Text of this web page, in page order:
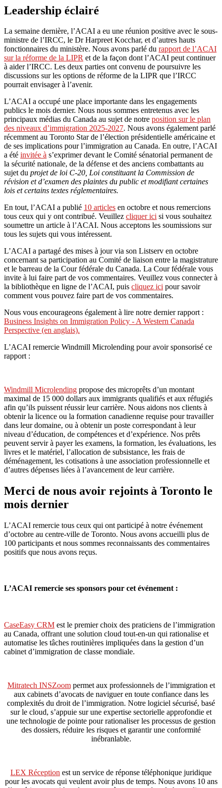
Leadership éclairé
La semaine dernière, l’ACAI a eu une réunion positive avec le sous-
ministre de l’IRCC, le Dr Harpreet Kocchar, et d’autres hauts
fonctionnaires du ministère. Nous avons parlé du rapport de l’ACAI
sur la réforme de la LIPR et de la façon dont l’ACAI peut continuer
à aider l’IRCC. Les deux parties ont convenu de poursuivre les
discussions sur les options de réforme de la LIPR que l’IRCC
pourrait envisager à l’avenir.
L’ACAI a occupé une place importante dans les engagements
publics le mois dernier. Nous nous sommes entretenus avec les
principaux médias du Canada au sujet de notre position sur le plan
des niveaux d’immigration 2025-2027. Nous avons également parlé
récemment au Toronto Star de l’élection présidentielle américaine et
de ses implications pour l’immigration au Canada. En outre, l’ACAI
a été invitée à s’exprimer devant le Comité sénatorial permanent de
la sécurité nationale, de la défense et des anciens combattants au
sujet du projet de loi C-20, Loi constituant la Commission de
révision et d’examen des plaintes du public et modifiant certaines
lois et certains textes réglementaires.
En tout, l’ACAI a publié 10 articles en octobre et nous remercions
tous ceux qui y ont contribué. Veuillez cliquer ici si vous souhaitez
soumettre un article à l’ACAI. Nous acceptons les soumissions sur
tous les sujets qui vous intéressent.
L’ACAI a partagé des mises à jour via son Listserv en octobre
concernant sa participation au Comité de liaison entre la magistrature
et le barreau de la Cour fédérale du Canada. La Cour fédérale vous
invite à lui faire part de vos commentaires. Veuillez vous connecter à
la bibliothèque en ligne de l’ACAI, puis cliquez ici pour savoir
comment vous pouvez faire part de vos commentaires.
Nous vous encourageons également à lire notre dernier rapport :
Business Insights on Immigration Policy - A Western Canada
Perspective (en anglais).
L’ACAI remercie Windmill Microlending pour avoir sponsorisé ce
rapport :
Windmill Microlending propose des microprêts d’un montant
maximal de 15 000 dollars aux immigrants qualifiés et aux réfugiés
afin qu’ils puissent réussir leur carrière. Nous aidons nos clients à
obtenir la licence ou la formation canadienne requise pour travailler
dans leur domaine, ou à obtenir un poste correspondant à leur
niveau d’éducation, de compétences et d’expérience. Nos prêts
peuvent servir à payer les examens, la formation, les évaluations, les
livres et le matériel, l’allocation de subsistance, les frais de
déménagement, les cotisations à une association professionnelle et
d’autres dépenses liées à l’avancement de leur carrière.
Merci de nous avoir rejoints à Toronto le
mois dernier
L’ACAI remercie tous ceux qui ont participé à notre événement
d’octobre au centre-ville de Toronto. Nous avons accueilli plus de
100 participants et nous sommes reconnaissants des commentaires
positifs que nous avons reçus.
L’ACAI remercie ses sponsors pour cet événement :
CaseEasy CRM est le premier choix des praticiens de l’immigration
au Canada, offrant une solution cloud tout-en-un qui rationalise et
automatise les tâches routinières impliquées dans la gestion d’un
cabinet d’immigration de classe mondiale.
Mitratech INSZoompermet aux professionnels de l’immigration et
aux cabinets d’avocats de naviguer en toute confiance dans les
complexités du droit de l’immigration. Notre logiciel sécurisé, basé
sur le cloud, s’appuie sur une expertise sectorielle approfondie et
une technologie de pointe pour rationaliser les processus de gestion
des dossiers, réduire les risques et garantir une conformité
inébranlable.
LEX Réception est un service de réponse téléphonique juridique
pour les avocats qui veulent avoir plus de temps. Nous avons 10 ans